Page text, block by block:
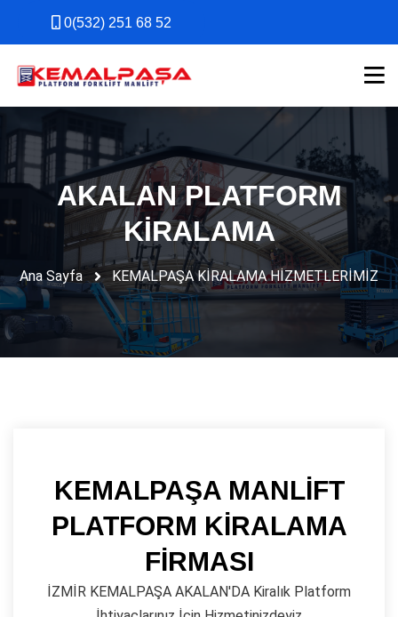
0(532) 251 68 52
0(532) 251 68 52
AKALAN PLATFORM
KİRALAMA
Ana Sayfa KEMALPAŞA KİRALAMA HİZMETLERİMİZ
KEMALPAŞA MANLİFT
PLATFORM KİRALAMA
FİRMASI
İZMİR KEMALPAŞA AKALAN'DA Kiralık Platform